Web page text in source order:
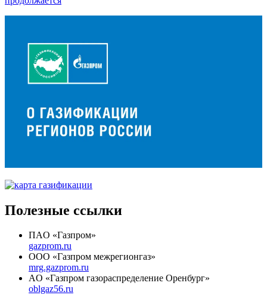
Полезные ссылки
ПAO «Газпром»
gazprom.ru
OOO «Газпром межрегионгаз»
mrg.gazprom.ru
AO «Газпром газораспределение Оренбург»
oblgaz56.ru